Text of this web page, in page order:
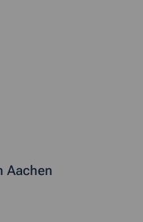
Aachen